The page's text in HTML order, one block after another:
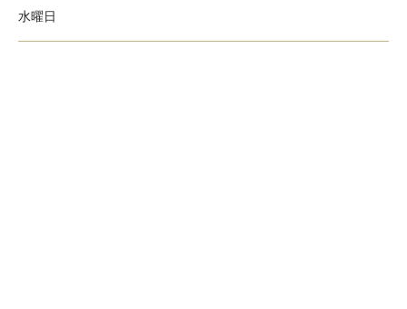
水曜日